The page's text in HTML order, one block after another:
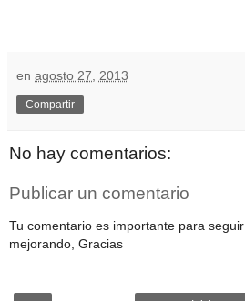
en agosto 27, 2013
Compartir
No hay comentarios:
Publicar un comentario
Tu comentario es importante para seguir
mejorando, Gracias